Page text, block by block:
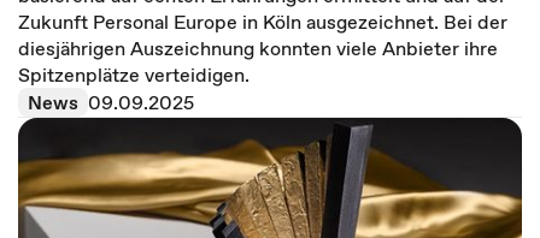
Zukunft Personal Europe in Köln ausgezeichnet. Bei der
diesjährigen Auszeichnung konnten viele Anbieter ihre
Spitzenplätze verteidigen.
News 09.09.2025